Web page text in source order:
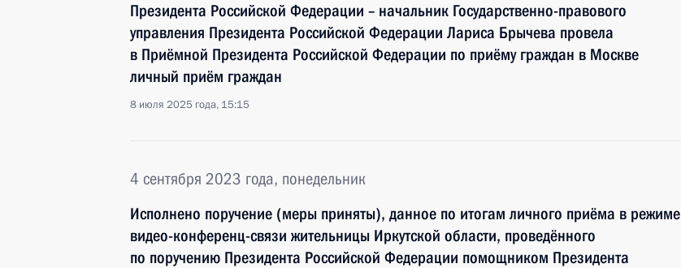
Президента Российской Федерации – начальник Государственно-правового
управления Президента Российской Федерации Лариса Брычева провела
в Приёмной Президента Российской Федерации по приёму граждан в Москве
личный приём граждан
8 июля 2025 года, 15:15
4 сентября 2023 года, понедельник
Исполнено поручение (меры приняты), данное по итогам личного приёма в режиме
видео-конференц-связи жительницы Иркутской области, проведённого
по поручению Президента Российской Федерации помощником Президента